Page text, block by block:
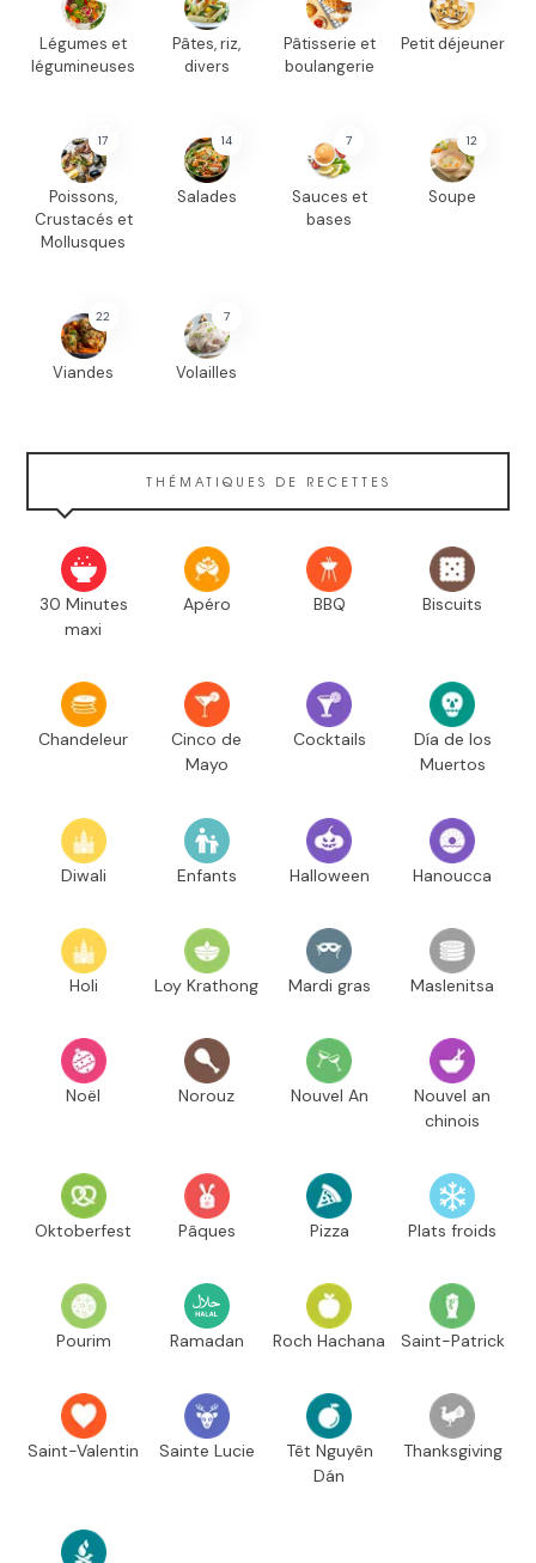
Légumes et
légumineuses
Pâtes, riz,
divers
Pâtisserie et
boulangerie
Petit déjeuner
17
Poissons,
Crustacés et
Mollusques
14
Salades
7
Sauces et
bases
12
Soupe
22
Viandes
7
Volailles
THÉMATIQUES DE RECETTES
30 Minutes
maxi
Apéro BBQ Biscuits
Chandeleur
Cinco de
Mayo
Cocktails
Día de los
Muertos
Diwali Enfants Halloween Hanoucca
Holi Loy Krathong Mardi gras Maslenitsa
Noël Norouz Nouvel An
Nouvel an
chinois
Oktoberfest Pâques Pizza Plats froids
Pourim Ramadan Roch Hachana Saint-Patrick
Saint-Valentin Sainte Lucie
Têt Nguyên
Dán
Thanksgiving